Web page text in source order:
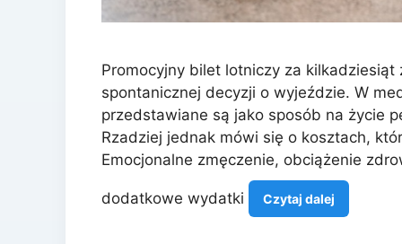
Promocyjny bilet lotniczy za kilkadziesiąt
spontanicznej decyzji o wyjeździe. W
przedstawiane są jako sposób na życie
Rzadziej jednak mówi się o kosztach,
Emocjonalne zmęczenie, obciążenie
dodatkowe wydatki Czytaj dalej